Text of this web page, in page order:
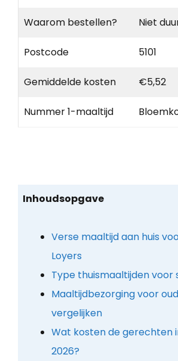
Waarom bestellen? Niet
Postcode 5101
Gemiddelde kosten €5,52
Nummer 1-maaltijd
Inhoudsopgave
Verse maaltijd aan huis
Loyers
Type thuismaaltijden voor
Maaltijdbezorging voor
vergelijken
Wat kosten de gerechten
2026?